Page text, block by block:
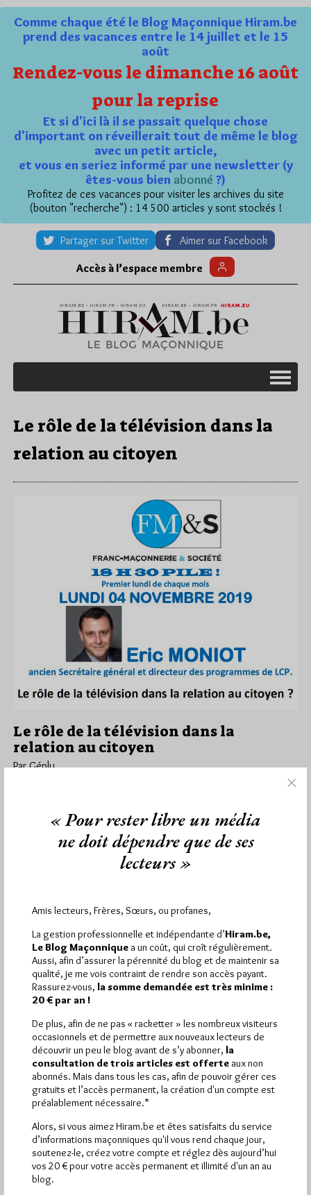
Comme chaque été le Blog Maçonnique Hiram.be
prend des vacances entre le 14 juillet et le 15
août
Rendez-vous le dimanche 16 août
pour la reprise
Et si d'ici là il se passait quelque chose
d'important on réveillerait tout de même le blog
avec un petit article,
et vous en seriez informé par une newsletter (y
êtes-vous bien abonné ?)
Profitez de ces vacances pour visiter les archives du site
(bouton "recherche") : 14 500 articles y sont stockés !
Partager sur Twitter Aimer sur Facebook
Accès à l’espace membre
Le rôle de la télévision dans la
relation au citoyen
Le rôle de la télévision dans la
relation au citoyen
Par Géplu
Ce lundi 04 novembre à 18h30, comme chaque premier lundi
du mois, Franc-Maçonnerie & Société recevra dans son "18h30
Hier mercredi 5 août 2026, Hiram.be a reçu1 441
visiteset 2 502 pagesont été lues (Source :
Pirsch.io)
Quels sont les articles les plus lus du blog ?
Abonnement aux Newsletters - RSS
« Pour rester libre un média
ne doit dépendre que de ses
lecteurs »
Amis lecteurs, Frères, Sœurs, ou profanes,
La gestion professionnelle et indépendante d’Hiram.be,
Le Blog Maçonnique a un coût, qui croît régulièrement.
Aussi, afin d’assurer la pérennité du blog et de maintenir sa
qualité, je me vois contraint de rendre son accès payant.
Rassurez-vous, la somme demandée est très minime :
20 € par an !
De plus, afin de ne pas « racketter » les nombreux visiteurs
occasionnels et de permettre aux nouveaux lecteurs de
découvrir un peu le blog avant de s’y abonner, la
consultation de trois articles est offerte aux non
abonnés. Mais dans tous les cas, afin de pouvoir gérer ces
gratuits et l’accès permanent, la création d'un compte est
préalablement nécessaire.*
Alors, si vous aimez Hiram.be et êtes satisfaits du service
d’informations maçonniques qu'il vous rend chaque jour,
soutenez-le, créez votre compte et réglez dès aujourd’hui
vos 20 € pour votre accès permanent et illimité d'un an au
blog.